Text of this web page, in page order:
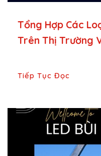
Tổng Hợp Các
Trên Thị Trường
Tiếp Tục Đọc